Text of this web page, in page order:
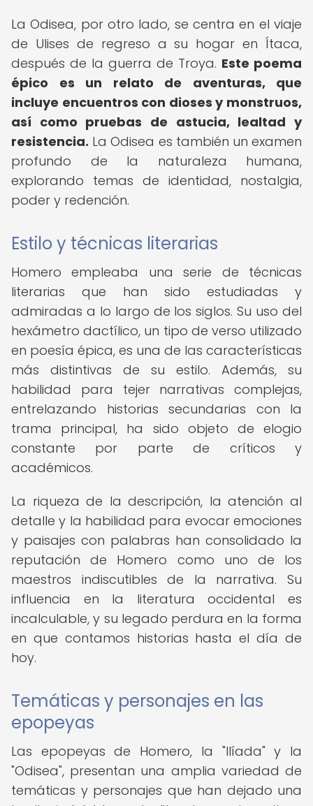
La Odisea, por otro lado, se centra en el viaje
de Ulises de regreso a su hogar en Ítaca,
después de la guerra de Troya. Este poema
épico es un relato de aventuras, que
incluye encuentros con dioses y monstruos,
así como pruebas de astucia, lealtad y
resistencia. La Odisea es también un examen
profundo de la naturaleza humana,
explorando temas de identidad, nostalgia,
poder y redención.
Estilo y técnicas literarias
Homero empleaba una serie de técnicas
literarias que han sido estudiadas y
admiradas a lo largo de los siglos. Su uso del
hexámetro dactílico, un tipo de verso utilizado
en poesía épica, es una de las características
más distintivas de su estilo. Además, su
habilidad para tejer narrativas complejas,
entrelazando historias secundarias con la
trama principal, ha sido objeto de elogio
constante por parte de críticos y
académicos.
La riqueza de la descripción, la atención al
detalle y la habilidad para evocar emociones
y paisajes con palabras han consolidado la
reputación de Homero como uno de los
maestros indiscutibles de la narrativa. Su
influencia en la literatura occidental es
incalculable, y su legado perdura en la forma
en que contamos historias hasta el día de
hoy.
Temáticas y personajes en las
epopeyas
Las epopeyas de Homero, la "Ilíada" y la
"Odisea", presentan una amplia variedad de
temáticas y personajes que han dejado una